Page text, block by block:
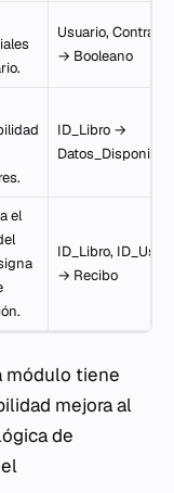
Usuario,
→ Booleano
ID_Libro →
el
ID_Libro,
→ Recibo
módulo tiene
mejora al
de